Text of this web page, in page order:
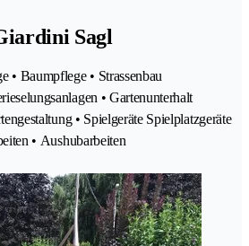
Sagl
• Baumpflege • Strassenbau
• Gartenunterhalt
• Spielgeräte Spielplatzgeräte
• Aushubarbeiten